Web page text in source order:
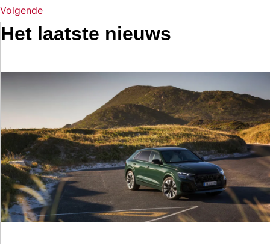
Volgende
Het laatste nieuws